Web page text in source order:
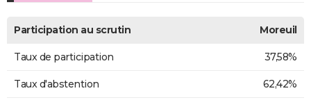
Participation au scrutin Moreuil
Taux de participation 37,58%
Taux d'abstention 62,42%